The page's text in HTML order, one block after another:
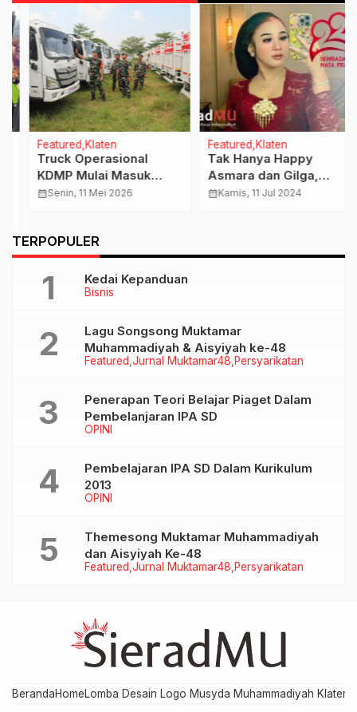
Featured Klaten
Truck Operasional
KDMP Mulai Masuk
Klaten, Dandim Lakukan
Senin, 11 Mei 2026
Featured Klaten
Tak Hanya Happy
Asmara dan Gilga,
NIken Salindry Juga
Kamis, 11 Jul 2024
…
TERPOPULER
Bisnis
Kedai Kepanduan
Featured Jurnal Muktamar48 Persyarikatan
Lagu Songsong Muktamar
Muhammadiyah & Aisyiyah ke-48
OPINI
Penerapan Teori Belajar Piaget Dalam
Pembelanjaran IPA SD
OPINI
Pembelajaran IPA SD Dalam Kurikulum
2013
Featured Jurnal Muktamar48 Persyarikatan
Themesong Muktamar Muhammadiyah
dan Aisyiyah Ke-48
BerandaHomeLomba Desain Logo Musyda Muhammadiyah Klaten